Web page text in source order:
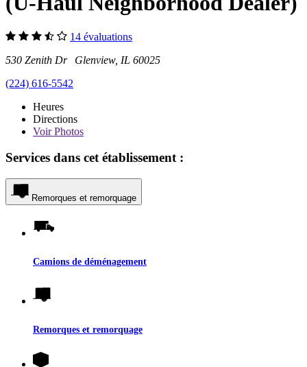
14 évaluations
530 Zenith Dr Glenview, IL 60025
(224) 616-5542
Heures
Directions
VoirPhotos
Services dans cet établissement :
Remorques et remorquage
Camions de déménagement
Remorques et remorquage